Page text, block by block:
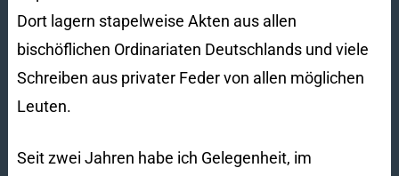
Dort lagern stapelweise Akten aus allen
bischöflichen Ordinariaten Deutschlands und viele
Schreiben aus privater Feder von allen möglichen
Leuten.
Seit zwei Jahren habe ich Gelegenheit, im